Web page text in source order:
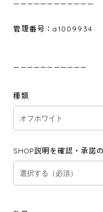
————————————
管理番号：a1009934
———————————
種類
SHOP説明を確認・承諾